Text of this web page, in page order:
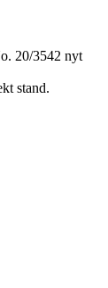
20/3542 nyt
stand.